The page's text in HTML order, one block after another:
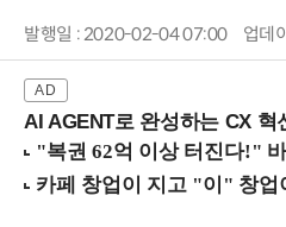
발행일 : 2020-02-04 07:00 업데
AI AGENT로 완성하는 CX 혁